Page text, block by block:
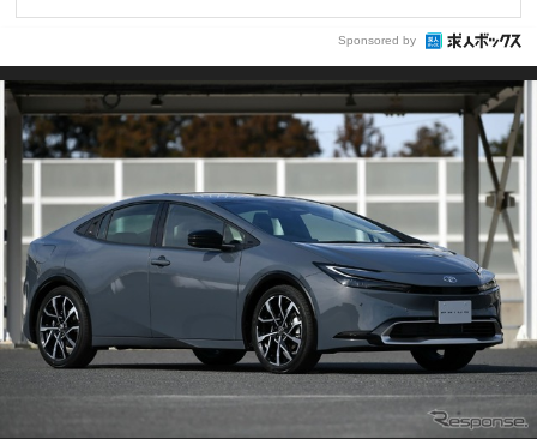
Sponsored by